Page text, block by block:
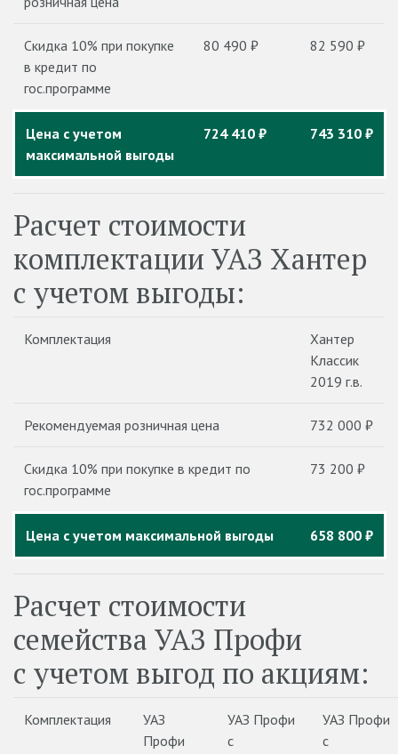
Скидка 10% при покупке
в кредит по
гос.программе
80 490 ₽ 82 590 ₽
Цена с учетом
максимальной выгоды
724 410 ₽ 743 310 ₽
Расчет стоимости
комплектации УАЗ Хантер
с учетом выгоды:
Комплектация
Хантер
Классик
2019 г.в.
Рекомендуемая розничная цена 732 000 ₽
Скидка 10% при покупке в кредит по
гос.программе
73 200 ₽
Цена с учетом максимальной выгоды 658 800 ₽
Расчет стоимости
семейства УАЗ Профи
с учетом выгод по акциям:
Комплектация
УАЗ
Профи
УАЗ Профи
с
УАЗ Профи
с